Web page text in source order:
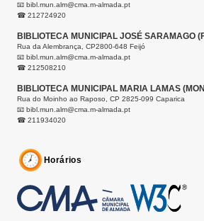
📧 bibl.mun.alm@cma.m-almada.pt
☎ 212724920
BIBLIOTECA MUNICIPAL JOSÉ SARAMAGO
Rua da Alembrança, CP2800-648 Feijó
📧 bibl.mun.alm@cma.m-almada.pt
☎ 212508210
BIBLIOTECA MUNICIPAL MARIA LAMAS
Rua do Moinho ao Raposo, CP 2825-099 Caparica
📧 bibl.mun.alm@cma.m-almada.pt
☎ 211934020
Horários